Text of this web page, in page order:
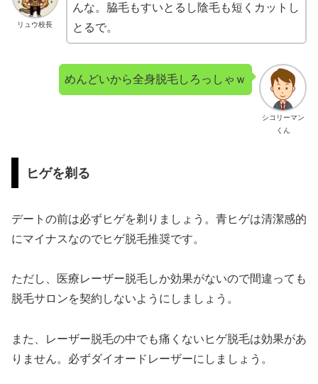
リュウ校長
んな。脇毛もすいとるし陰毛も短くカットし
とるで。
シコリーマン
くん
めんどいから全身脱毛しろっしゃｗ
ヒゲを剃る
デートの前は必ずヒゲを剃りましょう。青ヒゲは清潔感的
にマイナスなのでヒゲ脱毛推奨です。
ただし、医療レーザー脱毛しか効果がないので間違っても
脱毛サロンを契約しないようにしましょう。
また、レーザー脱毛の中でも痛くないヒゲ脱毛は効果があ
りません。必ずダイオードレーザーにしましょう。